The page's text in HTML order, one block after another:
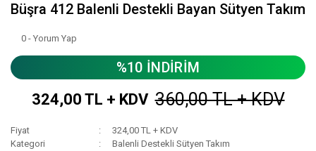
Büşra 412 Balenli Destekli Bayan Sütyen Takım
0 - Yorum Yap
%10 İNDİRİM
324,00 TL + KDV 360,00 TL + KDV
Fiyat
324,00 TL + KDV
Kategori
Balenli Destekli Sütyen Takım